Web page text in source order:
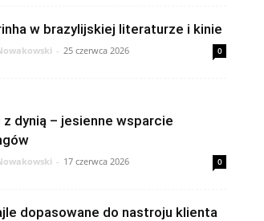
w brazylijskiej literaturze i kinie
- 25 czerwca 2026 0
z dynią – jesienne wsparcie
- 17 czerwca 2026 0
dopasowane do nastroju klienta